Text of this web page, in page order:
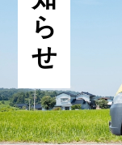
会社情報
採用情報
お知らせ